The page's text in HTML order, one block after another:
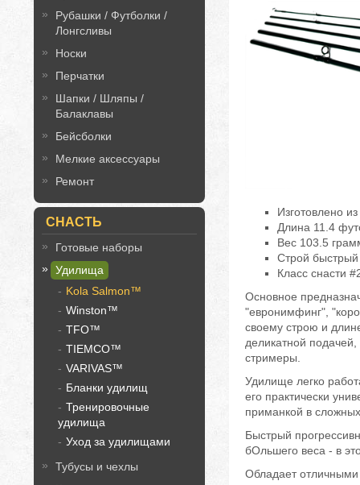
Рубашки / Футболки /
Лонгсливы
Носки
Перчатки
Шапки / Шляпы /
Балаклавы
Бейсболки
Мелкие аксессуары
Ремонт
СНАСТЬ
Готовые наборы
Удилища
Kola Salmon™
Winston™
TFO™
TIEMCO™
VARIVAS™
Бланки удилищ
Тренировочные
удилища
Уход за удилищами
Тубусы и чехлы
Изготовлено
Длина 11.4
Вес 103.5
Строй
Класс снасти
Основное
"евронимфинг",
своему строю и
деликатной
стримеры.
Удилище легко
его практически
приманкой в
Быстрый
бОльшего веса - в
Обладает